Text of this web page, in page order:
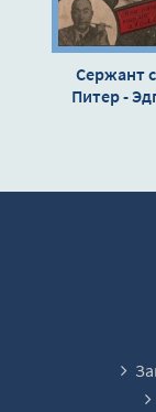
Сержант
Питер -